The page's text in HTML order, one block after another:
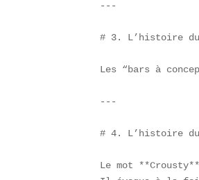
---
# 3. L’histoire
Les “bars à
---
# 4. L’histoire du
Le mot